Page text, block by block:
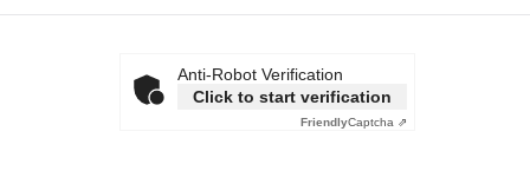
Anti-Robot Verification
Click to start verification
FriendlyCaptcha ⇗